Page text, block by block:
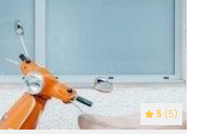
5 (5)